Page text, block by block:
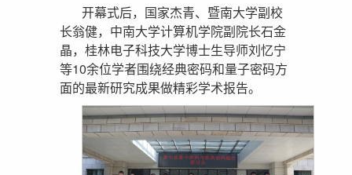
开幕式后，国家杰青、暨南大学副校
长翁健，中南大学计算机学院副院长石金
晶，桂林电子科技大学博士生导师刘忆宁
等10余位学者围绕经典密码和量子密码方
面的最新研究成果做精彩学术报告。